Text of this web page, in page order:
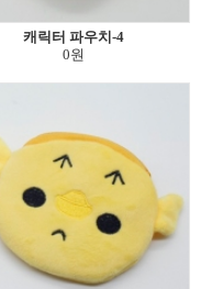
캐릭터 파우치-4
0원